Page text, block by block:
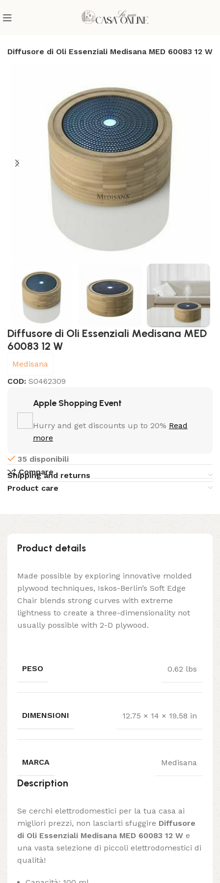
Diffusore di Oli Essenziali Medisana MED 60083 12 W
Diffusore di Oli Essenziali Medisana MED
60083 12 W
Medisana
COD:S0462309
Apple Shopping Event
Hurry and get discounts up to 20% Read
more
35 disponibili
Compare
Shipping and returns
Product care
Product details
Made possible by exploring innovative molded
plywood techniques, Iskos-Berlin’s Soft Edge
Chair blends strong curves with extreme
lightness to create a three-dimensionality not
usually possible with 2-D plywood.
PESO 0.62 lbs
DIMENSIONI 12.75 × 14 × 19.58 in
MARCA Medisana
Description
Se cerchi elettrodomestici per la tua casa ai
migliori prezzi, non lasciarti sfuggire Diffusore
di Oli Essenziali Medisana MED 60083 12 W e
una vasta selezione di piccoli elettrodomestici di
qualità!